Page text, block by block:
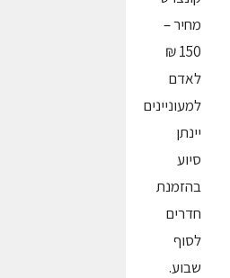
מחיר –
150 ₪
לאדם
למעוניינים
יינתן
סיוע
בהזמנת
חדרים
לסוף
שבוע.